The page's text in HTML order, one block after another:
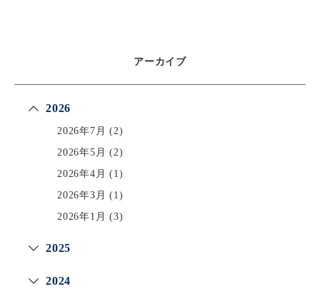
アーカイブ
2026
2026年7月 (2)
2026年5月 (2)
2026年4月 (1)
2026年3月 (1)
2026年1月 (3)
2025
2024